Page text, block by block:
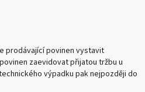
prodávající povinen vystavit
zaevidovat přijatou tržbu u
výpadku pak nejpozději do